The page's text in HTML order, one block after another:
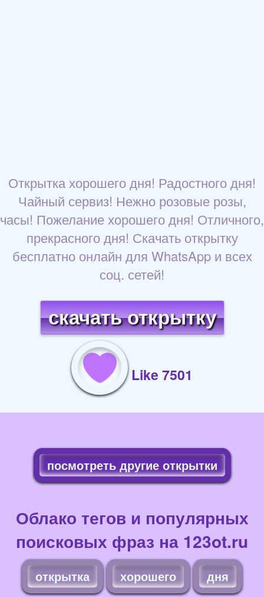
Открытка хорошего дня! Радостного дня!
Чайный сервиз! Нежно розовые розы,
часы! Пожелание хорошего дня! Отличного,
прекрасного дня! Скачать открытку
бесплатно онлайн для WhatsApp и всех
соц. сетей!
скачать открытку
Like 7501
посмотреть другие открытки
Облако тегов и популярных
поисковых фраз на 123ot.ru
открытка хорошего дня